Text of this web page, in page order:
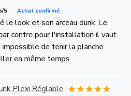
5 Achat confirmé
le look et son arceau dunk. Le
contre pour l'installation il vaut
de tenir la planche
en même temps
Plexi Réglable